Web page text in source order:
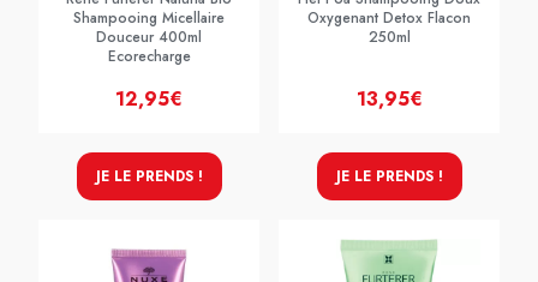
Shampooing Micellaire
Douceur 400ml
Ecorecharge
12,95€
JE LE PRENDS !
Oxygenant Detox Flacon
250ml
13,95€
JE LE PRENDS !